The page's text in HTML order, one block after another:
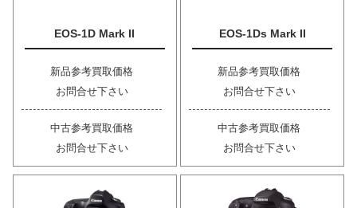
EOS-1D Mark II
新品参考買取価格
お問合せ下さい
中古参考買取価格
お問合せ下さい
EOS-1Ds Mark II
新品参考買取価格
お問合せ下さい
中古参考買取価格
お問合せ下さい